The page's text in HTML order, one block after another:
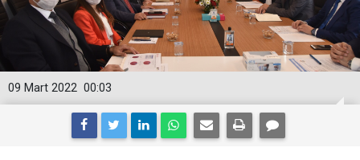
00:03
09 Mart 2022